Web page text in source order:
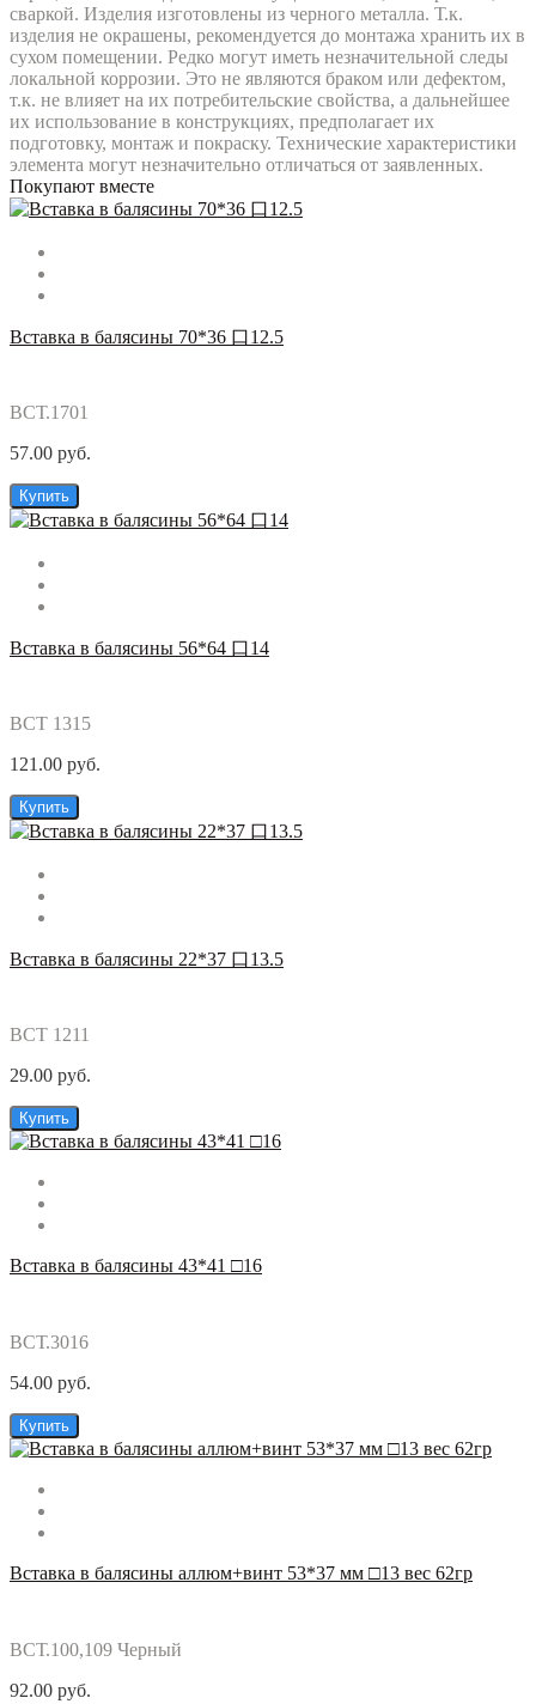
сваркой. Изделия изготовлены из черного металла. Т.к.
изделия не окрашены, рекомендуется до монтажа хранить их в
сухом помещении. Редко могут иметь незначительной следы
локальной коррозии. Это не являются браком или дефектом,
т.к. не влияет на их потребительские свойства, а дальнейшее
их использование в конструкциях, предполагает их
подготовку, монтаж и покраску. Технические характеристики
элемента могут незначительно отличаться от заявленных.
Покупают вместе
Вставка в балясины 70*36 口12.5
ВСТ.1701
57.00 руб.
Купить
Вставка в балясины 56*64 口14
ВСТ 1315
121.00 руб.
Купить
Вставка в балясины 22*37 口13.5
ВСТ 1211
29.00 руб.
Купить
Вставка в балясины 43*41 □16
ВСТ.3016
54.00 руб.
Купить
Вставка в балясины аллюм+винт 53*37 мм □13 вес 62гр
ВСТ.100,109 Черный
92.00 руб.